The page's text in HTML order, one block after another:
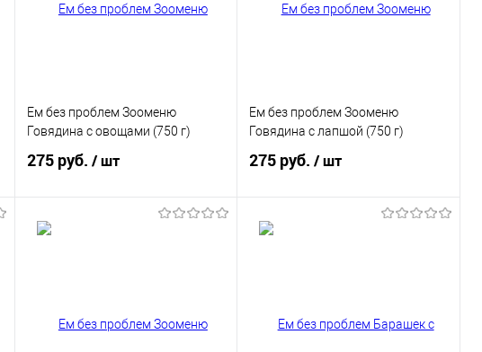
Ем без проблем Зооменю
Говядина с овощами (750 г)
275 руб. / шт
Ем без проблем Зооменю
Говядина с лапшой (750 г)
275 руб./ шт